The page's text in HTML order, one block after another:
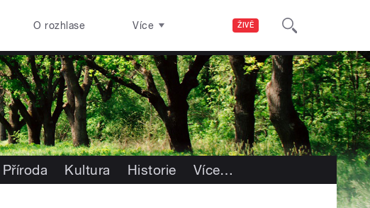
ŽIVĚ
O rozhlase Více
Příroda Kultura Historie Více…